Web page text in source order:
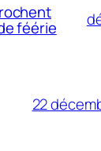
féérie
22